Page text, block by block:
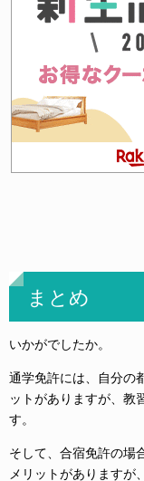
まとめ
いかがでしたか。
通学免許には、自分の
ットがありますが、教
す。
そして、合宿免許の場
メリットがありますが